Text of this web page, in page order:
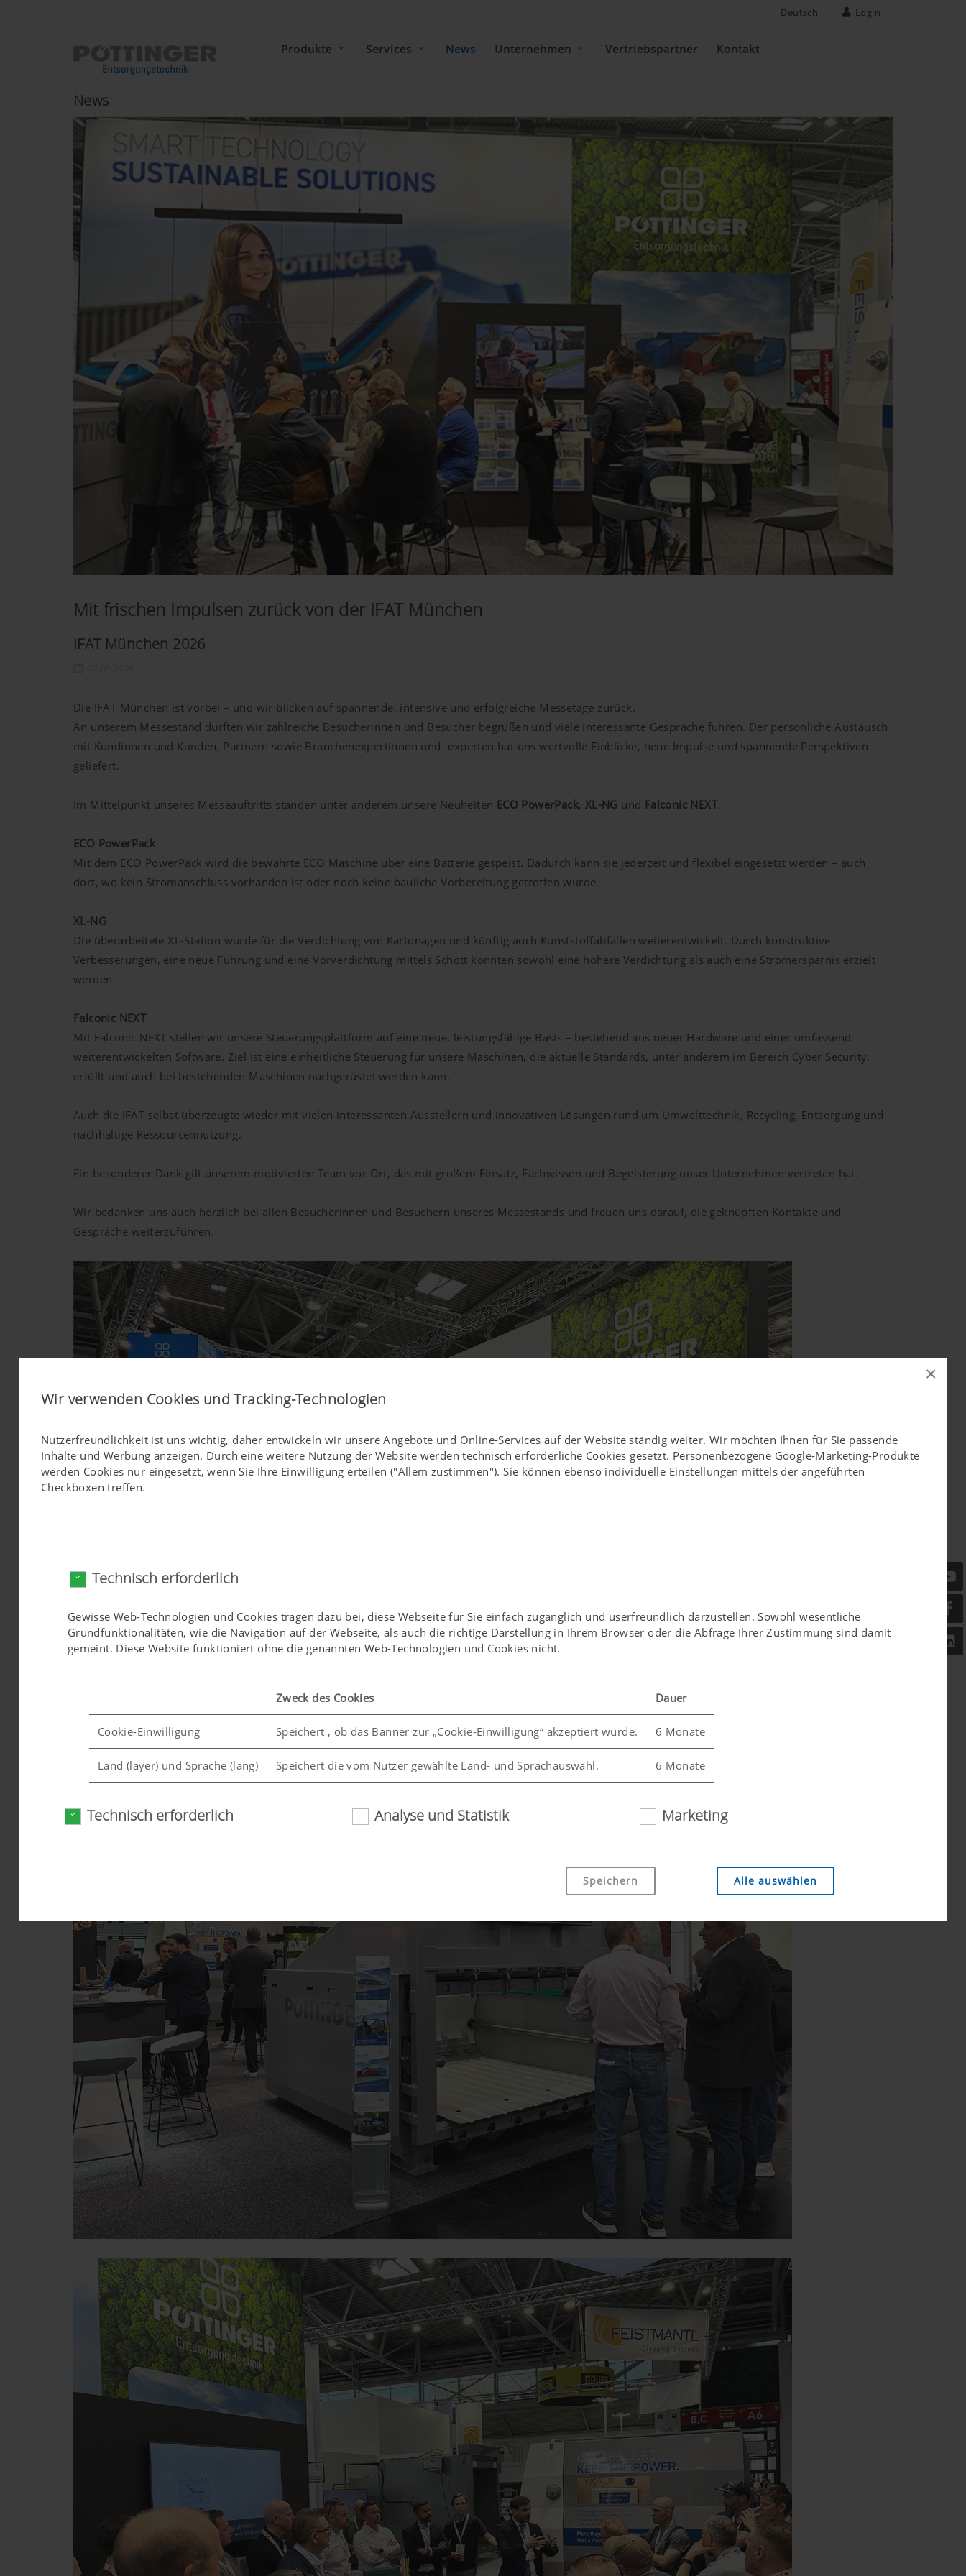
×
Wir verwenden Cookies und Tracking-Technologien
Nutzerfreundlichkeit ist uns wichtig, daher entwickeln wir unsere Angebote und Online-Services auf der Website ständig weiter. Wir möchten Ihnen für Sie passende
Inhalte und Werbung anzeigen. Durch eine weitere Nutzung der Website werden technisch erforderliche Cookies gesetzt. Personenbezogene Google-Marketing-Produkte
werden Cookies nur eingesetzt, wenn Sie Ihre Einwilligung erteilen ("Allem zustimmen"). Sie können ebenso individuelle Einstellungen mittels der angeführten
Checkboxen treffen.
Technisch erforderlich
Gewisse Web-Technologien und Cookies tragen dazu bei, diese Webseite für Sie einfach zugänglich und userfreundlich darzustellen. Sowohl wesentliche
Grundfunktionalitäten, wie die Navigation auf der Webseite, als auch die richtige Darstellung in Ihrem Browser oder die Abfrage Ihrer Zustimmung sind damit
gemeint. Diese Website funktioniert ohne die genannten Web-Technologien und Cookies nicht.
Zweck des Cookies Dauer
Cookie-Einwilligung Speichert , ob das Banner zur „Cookie-Einwilligung“ akzeptiert wurde. 6 Monate
Land (layer) und Sprache (lang) Speichert die vom Nutzer gewählte Land- und Sprachauswahl. 6 Monate
Wir möchten uns ständig hinsichtlich Nutzerfreundlichkeit und Leistungsfähigkeit unserer Website verbessern. Daher setzen wir Analyse-Technologien (auch
Cookies) ein, welche anonym messen und auswerten, welche Inhalte unserer Website genutzt werden und wie häufig diese aufgerufen werden.
Zweck des Cookies Dauer
Analyse der Benutzung der Website, siehe unterhalb.
Marketing
Zweck des Cookies
YouTube
Wir binden YouTube Videos auf unserer Website ein und verwenden hierbei den erweiterten Datenschutzmodus von
YouTube. Es werden von YouTube keine Informationen über die Besucher auf dieser Website gespeichert, es sei denn, es
wird ein Video angesehen. Nähere Informationen finden Sie hier: https://support.google.com/youtube/answer/171780?
hl=de https://www.google.de/intl/de/policies/privacy/ Wir haben keine Kontrolle über YouTube Cookies, Sie können diese
Cookies in Ihren Browser-Einstellungen blockieren.
Technisch erforderlich Analyse und Statistik Marketing
Speichern Alle auswählen
Deutsch Login
Produkte Services News Unternehmen Vertriebspartner Kontakt
News
Mit frischen Impulsen zurück von der IFAT München
IFAT München 2026
Die IFAT München ist vorbei – und wir blicken auf spannende, intensive und erfolgreiche Messetage zurück.
An unserem Messestand durften wir zahlreiche Besucherinnen und Besucher begrüßen und viele interessante Gespräche führen. Der persönliche Austausch
mit Kundinnen und Kunden, Partnern sowie Branchenexpertinnen und -experten hat uns wertvolle Einblicke, neue Impulse und spannende Perspektiven
geliefert.
Im Mittelpunkt unseres Messeauftritts standen unter anderem unsere Neuheiten ECO PowerPack, XL-NG und Falconic NEXT.
ECO PowerPack
Mit dem ECO PowerPack wird die bewährte ECO Maschine über eine Batterie gespeist. Dadurch kann sie jederzeit und flexibel eingesetzt werden – auch
dort, wo kein Stromanschluss vorhanden ist oder noch keine bauliche Vorbereitung getroffen wurde.
XL-NG
Die überarbeitete XL-Station wurde für die Verdichtung von Kartonagen und künftig auch Kunststoffabfällen weiterentwickelt. Durch konstruktive
Verbesserungen, eine neue Führung und eine Vorverdichtung mittels Schott konnten sowohl eine höhere Verdichtung als auch eine Stromersparnis erzielt
werden.
Falconic NEXT
Mit Falconic NEXT stellen wir unsere Steuerungsplattform auf eine neue, leistungsfähige Basis – bestehend aus neuer Hardware und einer umfassend
weiterentwickelten Software. Ziel ist eine einheitliche Steuerung für unsere Maschinen, die aktuelle Standards, unter anderem im Bereich Cyber Security,
erfüllt und auch bei bestehenden Maschinen nachgerüstet werden kann.
Auch die IFAT selbst überzeugte wieder mit vielen interessanten Ausstellern und innovativen Lösungen rund um Umwelttechnik, Recycling, Entsorgung und
nachhaltige Ressourcennutzung.
Ein besonderer Dank gilt unserem motivierten Team vor Ort, das mit großem Einsatz, Fachwissen und Begeisterung unser Unternehmen vertreten hat.
Wir bedanken uns auch herzlich bei allen Besucherinnen und Besuchern unseres Messestands und freuen uns darauf, die geknüpften Kontakte und
Gespräche weiterzuführen.